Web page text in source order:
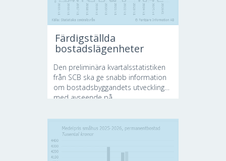
Färdigställda
bostadslägenheter
Den preliminära kvartalsstatistiken
från SCB ska ge snabb information
om bostadsbyggandets utveckling
med avseende på...